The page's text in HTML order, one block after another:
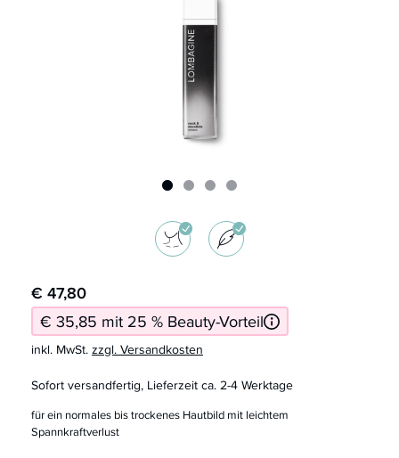
für ein normales bis trockenes Hautbild mit leichtem
Spannkraftverlust
€ 47,80
€ 35,85 mit 25 % Beauty-Vorteil
inkl. MwSt.zzgl. Versandkosten
Sofort versandfertig, Lieferzeit ca. 2-4 Werktage